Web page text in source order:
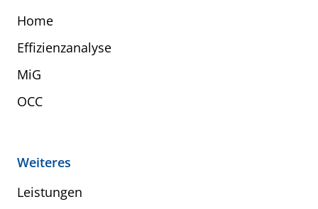
Home
Effizienzanalyse
MiG
OCC
Weiteres
Leistungen